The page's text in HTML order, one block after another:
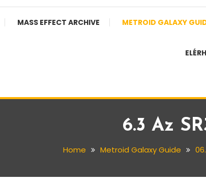
MASS EFFECT ARCHIVE METROID GALAXY
6.3 Az
Home Metroid Galaxy Guide